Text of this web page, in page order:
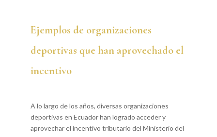
Ejemplos de organizaciones
deportivas que han aprovechado el
incentivo
A lo largo de los años, diversas organizaciones
deportivas en Ecuador han logrado acceder y
aprovechar el incentivo tributario del Ministerio del